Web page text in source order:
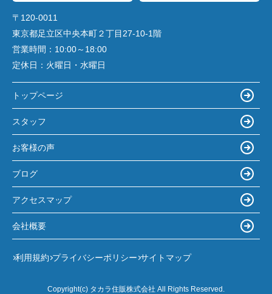
〒120-0011
東京都足立区中央本町２丁目27-10-1階
営業時間： 10:00～18:00
定休日： 火曜日・水曜日
トップページ
スタッフ
お客様の声
ブログ
アクセスマップ
会社概要
利用規約 プライバシーポリシー サイトマップ
Copyright(c) タカラ住販株式会社 All Rights Reserved.